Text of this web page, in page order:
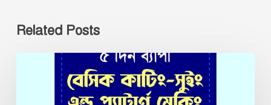
Related Posts